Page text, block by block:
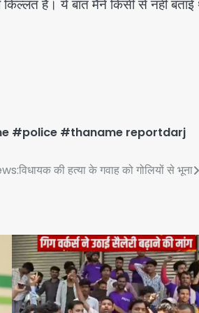
है। ये बात मैंने किसी से नहीं बताई
#police #thaname reportdarj
की हत्या के गवाह को गोलियों से भूना